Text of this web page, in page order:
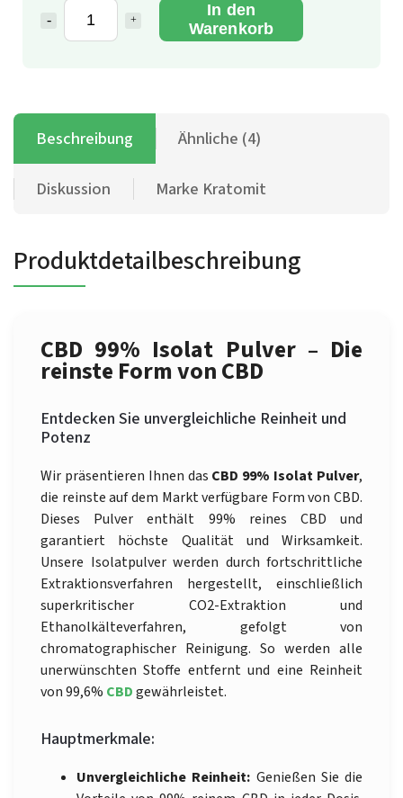
In den
Warenkorb
Beschreibung Ähnliche (4)
Diskussion Marke Kratomit
Produktdetailbeschreibung
CBD 99% Isolat Pulver – Die
reinste Form von CBD
Entdecken Sie unvergleichliche Reinheit und
Potenz
Wir präsentieren Ihnen das CBD 99% Isolat Pulver,
die reinste auf dem Markt verfügbare Form von CBD.
Dieses Pulver enthält 99% reines CBD und
garantiert höchste Qualität und Wirksamkeit.
Unsere Isolatpulver werden durch fortschrittliche
Extraktionsverfahren hergestellt, einschließlich
superkritischer CO2-Extraktion und
Ethanolkälteverfahren, gefolgt von
chromatographischer Reinigung. So werden alle
unerwünschten Stoffe entfernt und eine Reinheit
von 99,6% CBDgewährleistet.
Hauptmerkmale:
Unvergleichliche Reinheit: Genießen Sie die